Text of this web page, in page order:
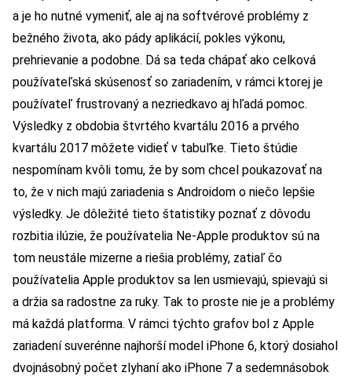
a je ho nutné vymeniť, ale aj na softvérové problémy z
bežného života, ako pády aplikácií, pokles výkonu,
prehrievanie a podobne. Dá sa teda chápať ako celková
používateľská skúsenosť so zariadením, v rámci ktorej je
používateľ frustrovaný a nezriedkavo aj hľadá pomoc.
Výsledky z obdobia štvrtého kvartálu 2016 a prvého
kvartálu 2017 môžete vidieť v tabuľke. Tieto štúdie
nespomínam kvôli tomu, že by som chcel poukazovať na
to, že v nich majú zariadenia s Androidom o niečo lepšie
výsledky. Je dôležité tieto štatistiky poznať z dôvodu
rozbitia ilúzie, že používatelia Ne-Apple produktov sú na
tom neustále mizerne a riešia problémy, zatiaľ čo
používatelia Apple produktov sa len usmievajú, spievajú si
a držia sa radostne za ruky. Tak to proste nie je a problémy
má každá platforma. V rámci týchto grafov bol z Apple
zariadení suverénne najhorší model iPhone 6, ktorý dosiahol
dvojnásobný počet zlyhaní ako iPhone 7 a sedemnásobok